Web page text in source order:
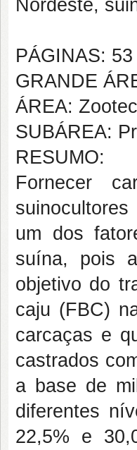
Nordeste,
PÁGINAS: 53
GRANDE
ÁREA:
SUBÁREA:
RESUMO:
Fornecer
um dos
suína, pois
objetivo do
caju (FBC)
carcaças e
castrados
a base de
diferentes
22,5% e